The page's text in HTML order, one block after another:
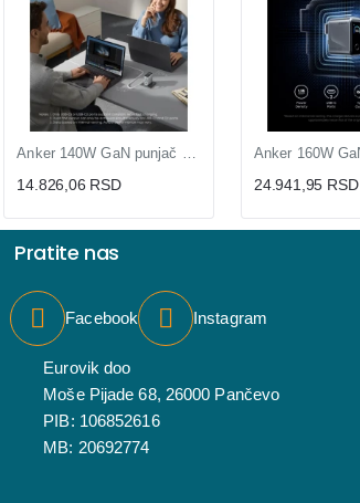
14.826,06 RSD 24.941,95 RSD
Pratite nas
Facebook Instagram
Eurovik doo
Moše Pijade 68, 26000 Pančevo
PIB: 106852616
MB: 20692774